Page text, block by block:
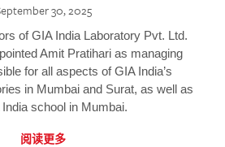
30, 2025
of GIA India Laboratory Pvt. Ltd.
Amit Pratihari as managing
for all aspects of GIA India’s
in Mumbai and Surat, as well as
school in Mumbai.
阅读更多